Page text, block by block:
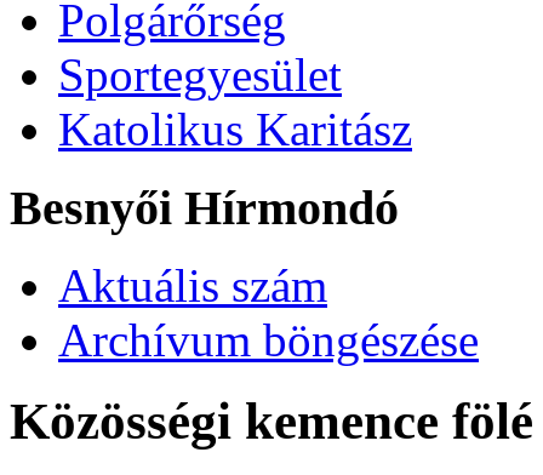
Polgárőrség
Sportegyesület
Katolikus Karitász
Besnyői Hírmondó
Aktuális szám
Archívum böngészése
Közösségi kemence